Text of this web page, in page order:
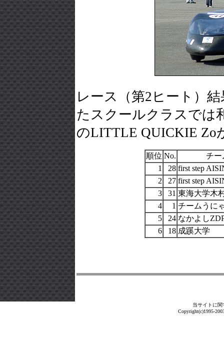
レース（第2ヒート）
たスクールクラスでは
のLITTLE QUICKIE Zo
順位 No.
チー
1
28 first step
2
27 first step
3
31 東海大学木
4
1 チームうに
5
24 なかよし
6
18 成蹊大学
当サイトに
Copyright(c)1995-